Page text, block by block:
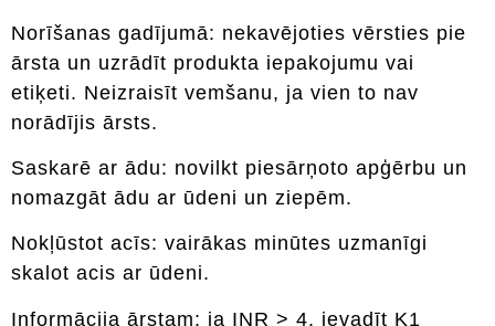
Norīšanas gadījumā: nekavējoties vērsties pie
ārsta un uzrādīt produkta iepakojumu vai
etiķeti. Neizraisīt vemšanu, ja vien to nav
norādījis ārsts.
Saskarē ar ādu: novilkt piesārņoto apģērbu un
nomazgāt ādu ar ūdeni un ziepēm.
Nokļūstot acīs: vairākas minūtes uzmanīgi
skalot acis ar ūdeni.
Informācija ārstam: ja INR > 4, ievadīt K1